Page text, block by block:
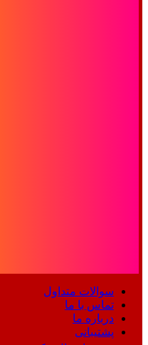
سوالات متداول
تماس با ما
درباره ما
پشتیبانی